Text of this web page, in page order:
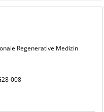
Regenerative Medizin
008